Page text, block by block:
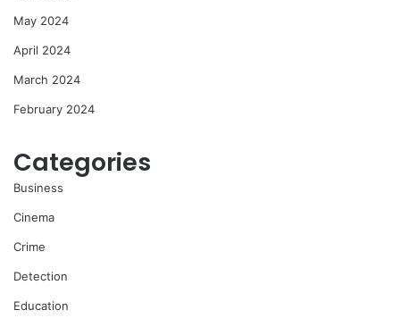
May 2024
April 2024
March 2024
February 2024
Categories
Business
Cinema
Crime
Detection
Education